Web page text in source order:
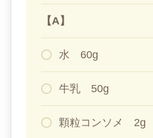
【A】
水 60g
牛乳 50g
顆粒コンソメ 2g